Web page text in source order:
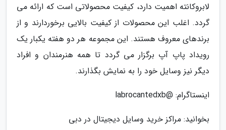
لابروکانته اهمیت دارد، کیفیت محصولاتی است که ارائه می
گردد. اغلب این محصولات از کیفیت بالایی برخوردارند و از
برندهای معروف هستند. این مجموعه هر دو هفته یکبار یک
رویداد پاپ آپ برگزار می گردد تا همه هنرمندان و افراد
دیگر نیز وسایل خود را به نمایش بگذارند.
اینستاگرام: @labrocantedxb
بخوانید: مراکز خرید وسایل دیجیتال در دبی